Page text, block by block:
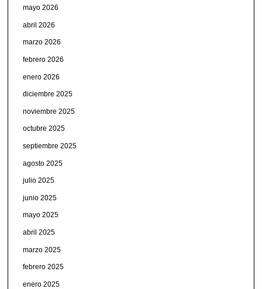
mayo 2026
abril 2026
marzo 2026
febrero 2026
enero 2026
diciembre 2025
noviembre 2025
octubre 2025
septiembre 2025
agosto 2025
julio 2025
junio 2025
mayo 2025
abril 2025
marzo 2025
febrero 2025
enero 2025